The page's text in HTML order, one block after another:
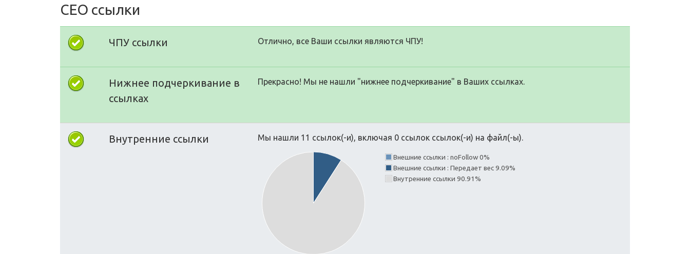
СЕО ссылки
ЧПУ ссылки Отлично, все Ваши ссылки являются ЧПУ!
Нижнее подчеркивание в
ссылках
Прекрасно! Мы не нашли "нижнее подчеркивание" в Ваших ссылках.
Внутренние ссылки Мы нашли 11 ссылок(-и), включая 0 ссылок ссылок(-и) на файл(-ы).
Внешние ссылки : noFollow 0%
Внешние ссылки : Передает вес 9.09%
Внутренние ссылки 90.91%